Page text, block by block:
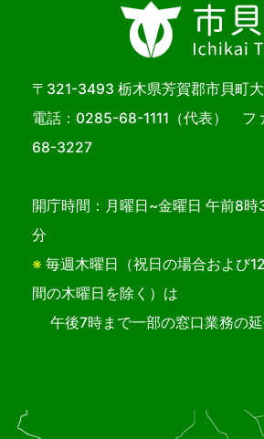
〒321-3493 栃木県芳賀郡市貝町
電話： 0285-68-1111 （代表） フ
68-3227
開庁時間：月曜日~金曜日 午前8
分
※ 毎週木曜日（祝日の場合および
間の木曜日を除く）は
午後7時まで一部の窓口業務の延